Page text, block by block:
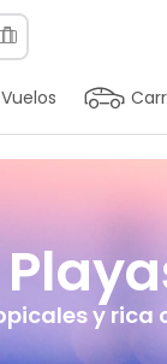
Vuelos
y rica